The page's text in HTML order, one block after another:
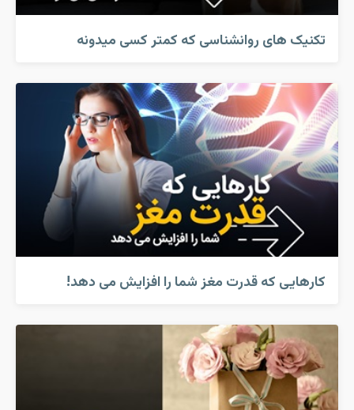
تکنیک های روانشناسی که کمتر کسی میدونه
کارهایی که قدرت مغز شما را افزایش می دهد!